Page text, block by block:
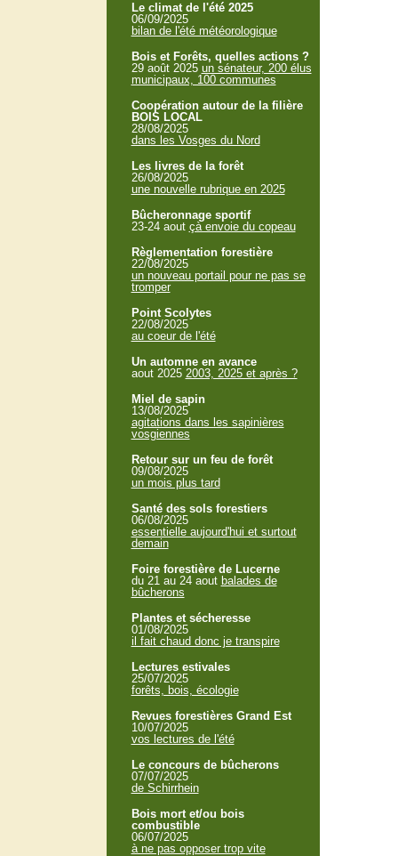
Le climat de l'été 2025
06/09/2025
bilan de l'été météorologique
Bois et Forêts, quelles actions ?
29 août 2025 un sénateur, 200 élus
municipaux, 100 communes
Coopération autour de la filière
BOIS LOCAL
28/08/2025
dans les Vosges du Nord
Les livres de la forêt
26/08/2025
une nouvelle rubrique en 2025
Bûcheronnage sportif
23-24 aout çà envoie du copeau
Règlementation forestière
22/08/2025
un nouveau portail pour ne pas se
tromper
Point Scolytes
22/08/2025
au coeur de l'été
Un automne en avance
aout 2025 2003, 2025 et après ?
Miel de sapin
13/08/2025
agitations dans les sapinières
vosgiennes
Retour sur un feu de forêt
09/08/2025
un mois plus tard
Santé des sols forestiers
06/08/2025
essentielle aujourd'hui et surtout
demain
Foire forestière de Lucerne
du 21 au 24 aout balades de
bûcherons
Plantes et sécheresse
01/08/2025
il fait chaud donc je transpire
Lectures estivales
25/07/2025
forêts, bois, écologie
Revues forestières Grand Est
10/07/2025
vos lectures de l'été
Le concours de bûcherons
07/07/2025
de Schirrhein
Bois mort et/ou bois
combustible
06/07/2025
à ne pas opposer trop vite